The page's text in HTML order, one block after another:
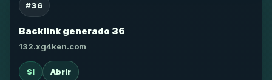
#36
Backlink generado 36
132.xg4ken.com
SI Abrir